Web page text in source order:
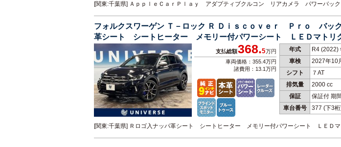
[関東:千葉県] ＡｐｐｌｅＣａｒＰｌａｙ アダプティブクルコン リアカメラ パワーバッ
フォルクスワーゲン Ｔ－ロック Ｒ Ｄｉｓｃｏｖｅｒ Ｐｒｏ バ
革シート シートヒーター メモリー付パワーシート ＬＥＤマト
ングヒーター
年式 R4 (2022)
車検
2027年10
シフト
７AT
排気量
2000 cc
保証
保証付 期
車台番号
377 (下3
支払総額368.5万円
車両価格：355.4万円
諸費用：13.1万円
[関東:千葉県] Ｒロゴ入ナッパ革シート シートヒーター メモリー付パワーシート ＬＥＤマ